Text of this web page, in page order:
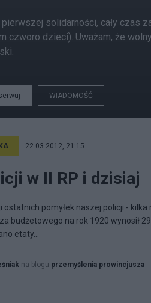
pierwszej solidarności, cały czas
czworo dzieci). Uważam, że
WIADOMOŚĆ
22.03.2012, 21:15
w II RP i dzisiaj
ostatnich pomyłek naszej policji -
budżetowego na rok 1920 wynosił
etaty...
na blogu przemyślenia prowincjusza